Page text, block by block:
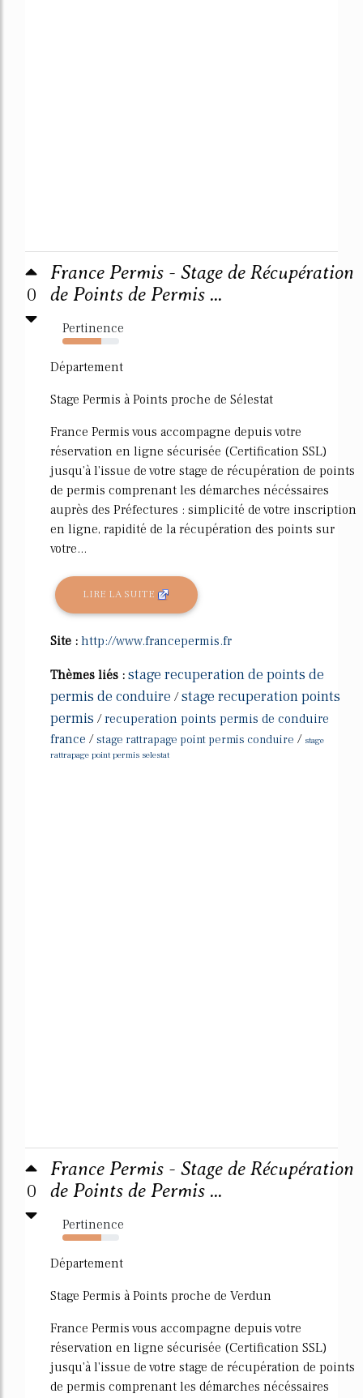
0
France Permis - Stage de Récupération
de Points de Permis ...
Pertinence
69%
Département
Stage Permis à Points proche de Sélestat
France Permis vous accompagne depuis votre
réservation en ligne sécurisée (Certification SSL)
jusqu'à l'issue de votre stage de récupération de points
de permis comprenant les démarches nécéssaires
auprès des Préfectures : simplicité de votre inscription
en ligne, rapidité de la récupération des points sur
votre...
LIRE LA SUITE
Site : http://www.francepermis.fr
Thèmes liés : stage recuperation de points de
permis de conduire /stage recuperation points
permis /recuperation points permis de conduire
france /stage rattrapage point permis conduire / stage
rattrapage point permis selestat
0
France Permis - Stage de Récupération
de Points de Permis ...
Pertinence
69%
Département
Stage Permis à Points proche de Verdun
France Permis vous accompagne depuis votre
réservation en ligne sécurisée (Certification SSL)
jusqu'à l'issue de votre stage de récupération de points
de permis comprenant les démarches nécéssaires